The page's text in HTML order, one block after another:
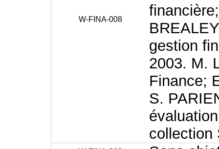
W-FINA-008
gestion
2003. M.
Finance;
S.
collection